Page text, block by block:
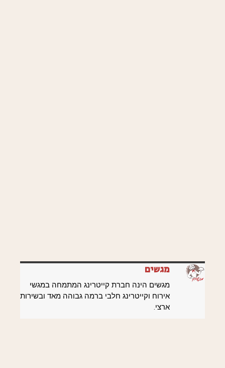
מגשים
מגשים הינה חברת קייטרינג המתמחה במגשי
אירוח וקייטרינג חלבי ברמה גבוהה מאד ובשירות
ארצי.